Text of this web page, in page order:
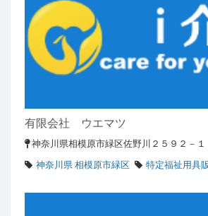
有限会社 ウエマツ
神奈川県相模原市緑区佐野川２５９２－１
神奈川県 相模原市緑区
特定福祉用具